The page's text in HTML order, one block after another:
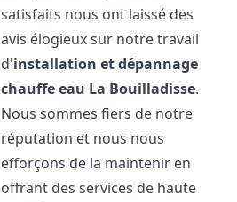
satisfaits nous ont laissé des
avis élogieux sur notre travail
d'installation et dépannage
chauffe eau La Bouilladisse.
Nous sommes fiers de notre
réputation et nous nous
efforçons de la maintenir en
offrant des services de haute